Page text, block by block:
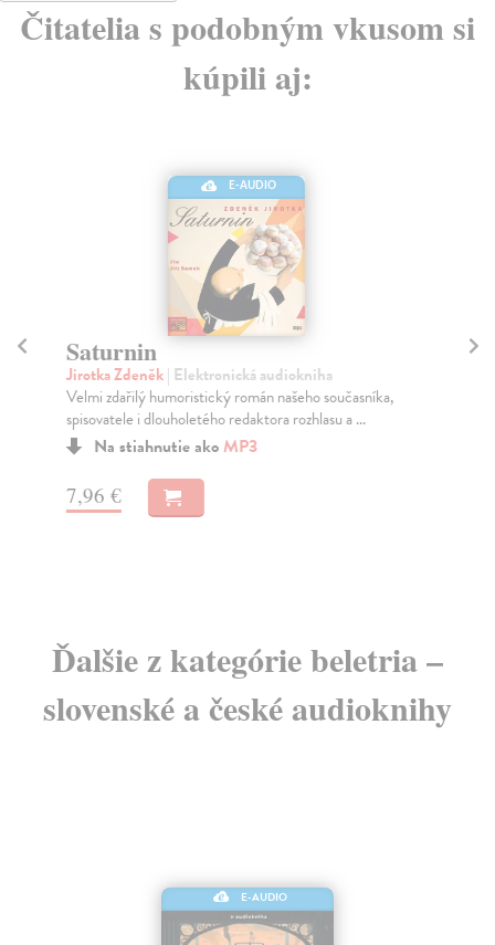
Čitatelia s podobným vkusom si
kúpili aj:
E-AUDIO
Saturnin
Jirotka Zdeněk| Elektronická audiokniha
Velmi zdařilý humoristický román našeho současníka,
spisovatele i dlouholetého redaktora rozhlasu a ...
Na stiahnutie ako MP3
7,96 €
Ďalšie z kategórie beletria –
slovenské a české audioknihy
E-AUDIO